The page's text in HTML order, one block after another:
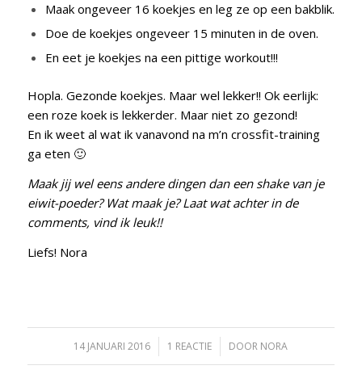
Maak ongeveer 16 koekjes en leg ze op een bakblik.
Doe de koekjes ongeveer 15 minuten in de oven.
En eet je koekjes na een pittige workout!!!
Hopla. Gezonde koekjes. Maar wel lekker!! Ok eerlijk:
een roze koek is lekkerder. Maar niet zo gezond!
En ik weet al wat ik vanavond na m’n crossfit-training
ga eten 🙂
Maak jij wel eens andere dingen dan een shake van je
eiwit-poeder? Wat maak je? Laat wat achter in de
comments, vind ik leuk!!
Liefs! Nora
14 JANUARI 2016
/ 1 REACTIE
/ DOOR NORA